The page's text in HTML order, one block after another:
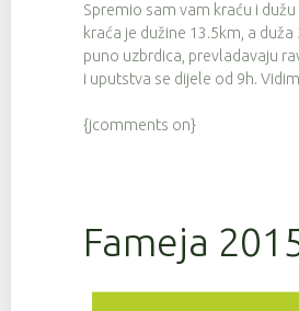
Spremio sam vam kraću i dužu
kraća je dužine 13.5km, a
puno uzbrdica, prevladavaju
i uputstva se dijele od 9h.
{jcomments on}
Fameja